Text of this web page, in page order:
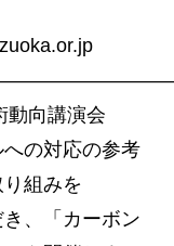
動向講演会
の対応の参考
組みを
、「カーボン